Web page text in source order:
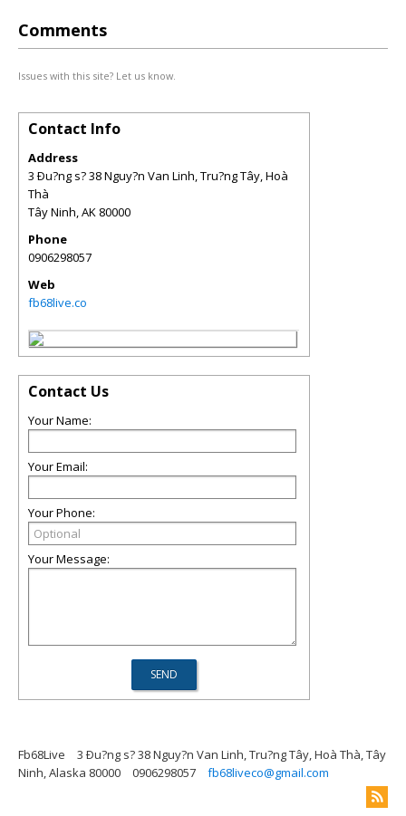
Comments
Issues with this site? Let us know.
Contact Info
Address
3 Ðu?ng s? 38 Nguy?n Van Linh, Tru?ng Tây, Hoà
Thà
Tây Ninh,AK 80000
Phone
0906298057
Web
fb68live.co
Contact Us
Your Name:
Your Email:
Your Phone:
Your Message:
Fb68Live
3 Ðu?ng s? 38 Nguy?n Van Linh, Tru?ng Tây, Hoà Thà, Tây
Ninh, Alaska 80000
0906298057 fb68liveco@gmail.com